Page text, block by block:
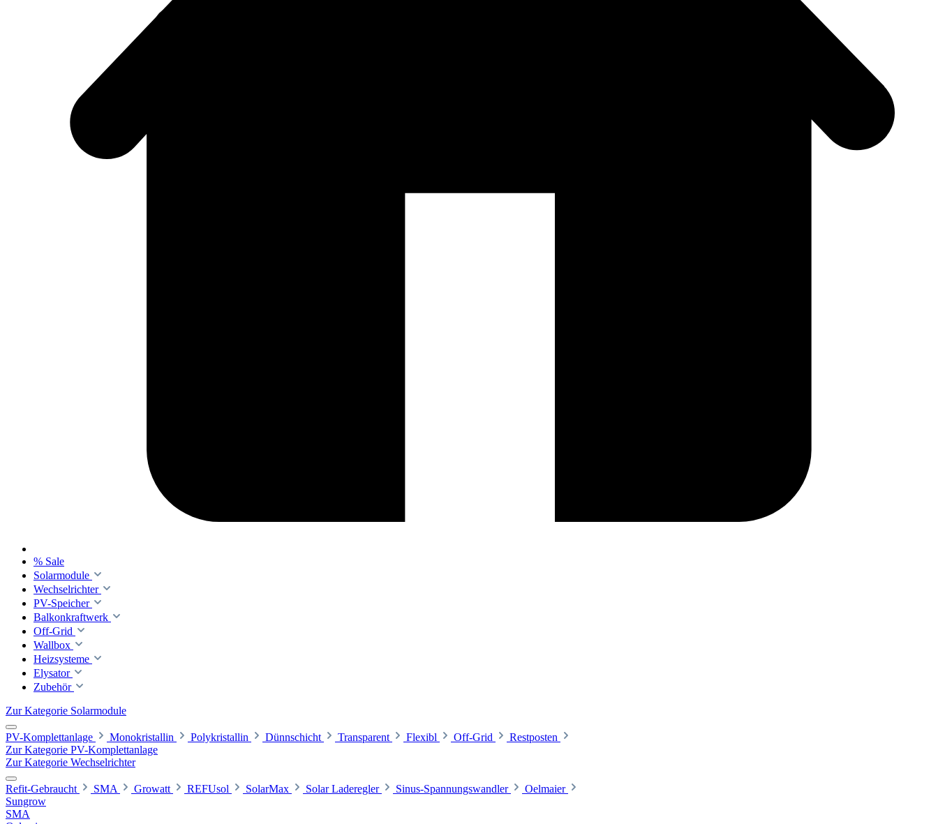
% Sale
Solarmodule
Wechselrichter
PV-Speicher
Balkonkraftwerk
Off-Grid
Wallbox
Heizsysteme
Elysator
Zubehör
Zur Kategorie Solarmodule
PV-Komplettanlage Monokristallin Polykristallin Dünnschicht Transparent Flexibl Off-Grid
Restposten
Zur Kategorie PV-Komplettanlage
Zur Kategorie Wechselrichter
Refit-Gebraucht SMA Growatt REFUsol SolarMax Solar Laderegler Sinus-Spannungswandler
Oelmaier
Sungrow
SMA